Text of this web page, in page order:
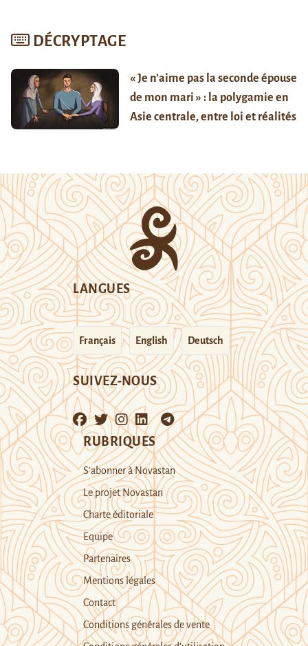
DÉCRYPTAGE
« Je n’aime pas la seconde épouse
de mon mari » : la polygamie en
Asie centrale, entre loi et réalités
LANGUES
Français English Deutsch
SUIVEZ-NOUS
RUBRIQUES
S’abonner à Novastan
Le projet Novastan
Charte éditoriale
Equipe
Partenaires
Mentions légales
Contact
Conditions générales de vente